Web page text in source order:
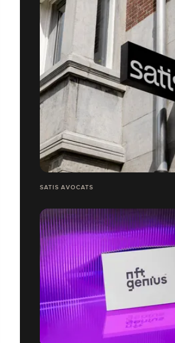
SATIS AVOCATS